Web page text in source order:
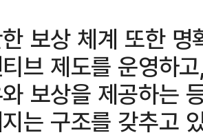
보상 체계 또한
브 제도를 운영하
보상을 제공하는
는 구조를 갖추고